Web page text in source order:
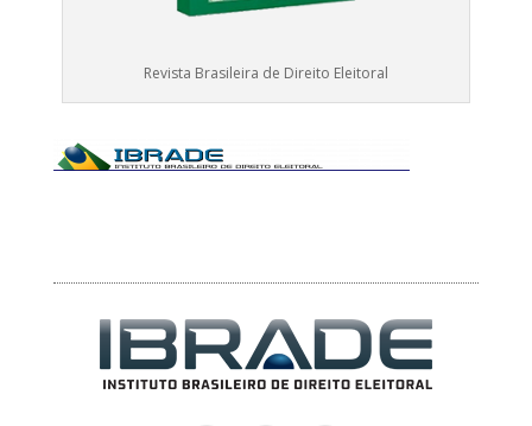
Revista Brasileira de Direito Eleitoral